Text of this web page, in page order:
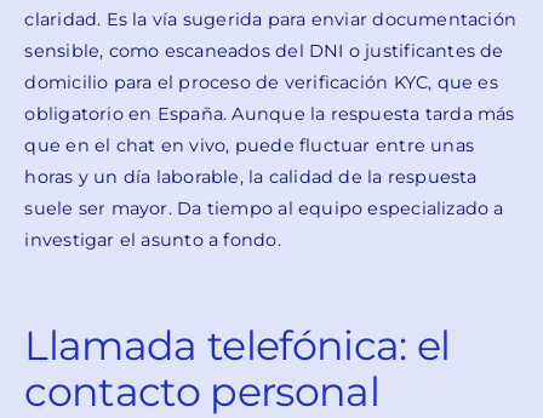
claridad. Es la vía sugerida para enviar documentación
sensible, como escaneados del DNI o justificantes de
domicilio para el proceso de verificación KYC, que es
obligatorio en España. Aunque la respuesta tarda más
que en el chat en vivo, puede fluctuar entre unas
horas y un día laborable, la calidad de la respuesta
suele ser mayor. Da tiempo al equipo especializado a
investigar el asunto a fondo.
Llamada telefónica: el
contacto personal